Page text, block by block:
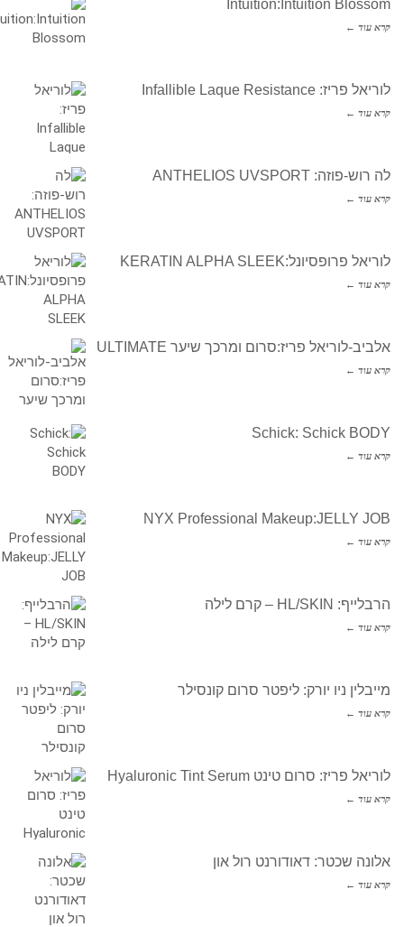
Intuition:Intuition Blossom
קרא עוד ←
לוריאל פריז: Infallible Laque Resistance
קרא עוד ←
לה רוש-פוזה: ANTHELIOS UVSPORT
קרא עוד ←
לוריאל פרופסיונל:KERATIN ALPHA SLEEK
קרא עוד ←
אלביב-לוריאל פריז:סרום ומרכך שיער ULTIMATE
קרא עוד ←
Schick: Schick BODY
קרא עוד ←
NYX Professional Makeup:JELLY JOB
קרא עוד ←
הרבלייף: HL/SKIN – קרם לילה
קרא עוד ←
מייבלין ניו יורק: ליפטר סרום קונסילר
קרא עוד ←
לוריאל פריז: סרום טינט Hyaluronic Tint Serum
קרא עוד ←
אלונה שכטר: דאודורנט רול און
קרא עוד ←